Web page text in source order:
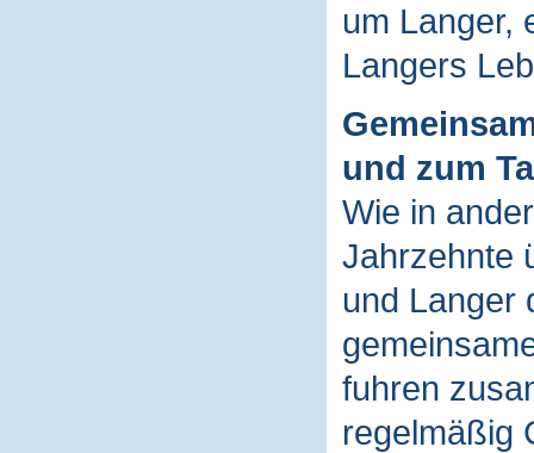
um Langer,
Langers
und zum
Wie in
Jahrzehnte
und Langer
fuhren
regelmäßig